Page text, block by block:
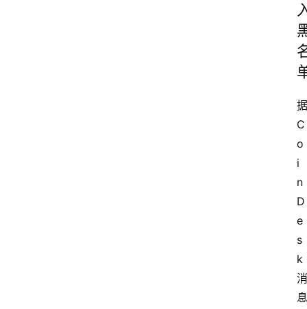
据
C
o
i
n
D
e
s
k
消
息